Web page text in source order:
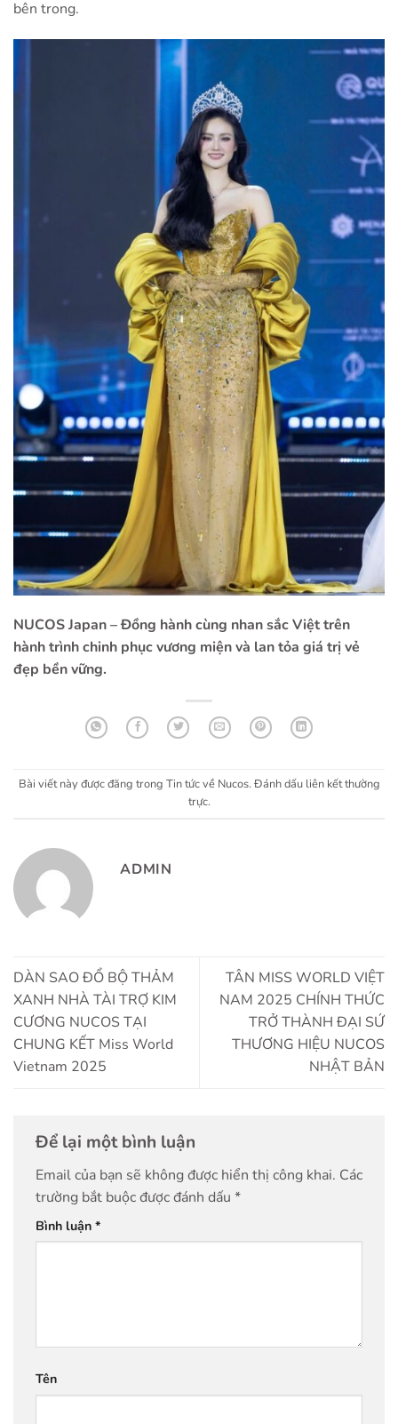
bên trong.
NUCOS Japan – Đồng hành cùng nhan sắc Việt trên
hành trình chinh phục vương miện và lan tỏa giá trị vẻ
đẹp bền vững.
Bài viết này được đăng trong Tin tức về Nucos. Đánh dấu liên kết thường
trực.
ADMIN
DÀN SAO ĐỔ BỘ THẢM
XANH NHÀ TÀI TRỢ KIM
CƯƠNG NUCOS TẠI
CHUNG KẾT Miss World
Vietnam 2025
TÂN MISS WORLD VIỆT
NAM 2025 CHÍNH THỨC
TRỞ THÀNH ĐẠI SỨ
THƯƠNG HIỆU NUCOS
NHẬT BẢN
Để lại một bình luận
Email của bạn sẽ không được hiển thị công khai. Các
trường bắt buộc được đánh dấu *
Bình luận *
Tên